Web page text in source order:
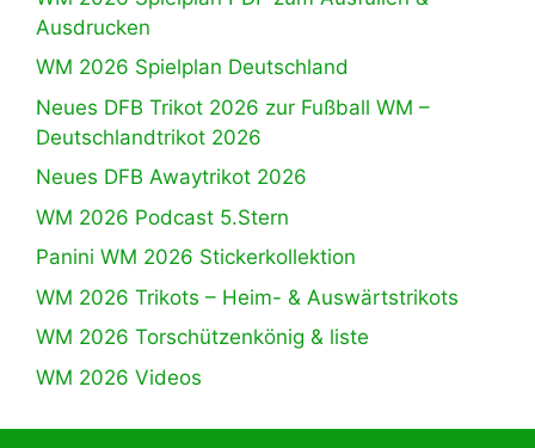
Ausdrucken
WM 2026 Spielplan Deutschland
Neues DFB Trikot 2026 zur Fußball WM –
Deutschlandtrikot 2026
Neues DFB Awaytrikot 2026
WM 2026 Podcast 5.Stern
Panini WM 2026 Stickerkollektion
WM 2026 Trikots – Heim- & Auswärtstrikots
WM 2026 Torschützenkönig & liste
WM 2026 Videos